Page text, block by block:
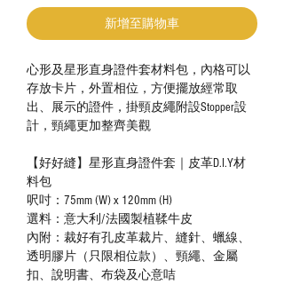
新增至購物車
心形及星形直身證件套材料包，內格可以
存放卡片，外置相位，方便擺放經常取
出、展示的證件，掛頸皮繩附設Stopper設
計，頸繩更加整齊美觀
【好好縫】星形直身證件套｜皮革D.I.Y材
料包
呎吋：75mm (W) x 120mm (H)
選料：意大利/法國製植鞣牛皮
內附：裁好有孔皮革裁片、縫針、蠟線、
透明膠片（只限相位款）、頸繩、金屬
扣、說明書、布袋及心意咭